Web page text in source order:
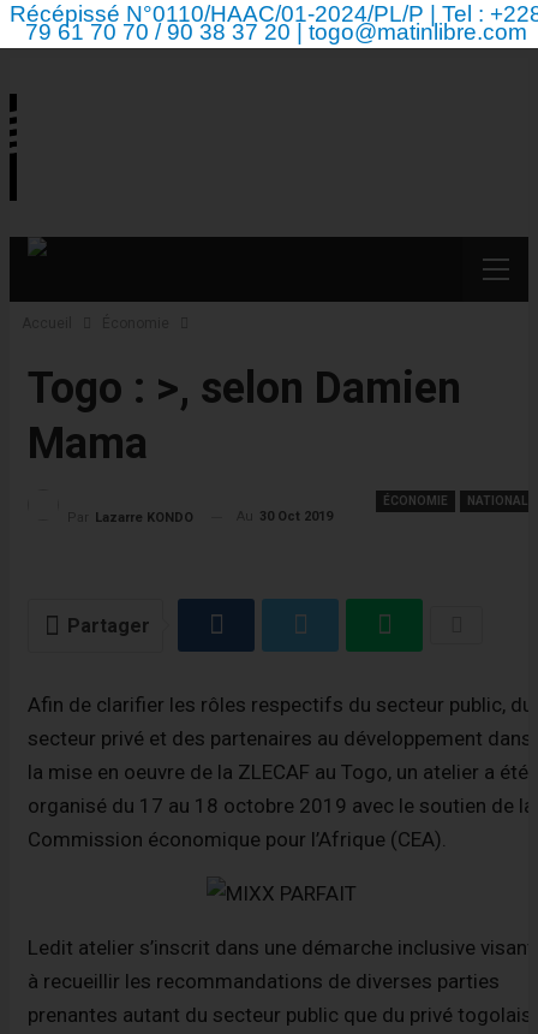
Récépissé N°0110/HAAC/01-2024/PL/P | Tel :
79 61 70 70 / 90 38 37 20 | togo@matinlibre.com
Togo : >, selon Damien
Mama
ÉCONOMIE NATIONAL
Lazarre KONDO 30 Oct 2019
Partager
Afin de clarifier les rôles respectifs du secteur public, du
secteur privé et des partenaires au développement dans
la mise en oeuvre de la ZLECAF au Togo, un atelier a été
organisé du 17 au 18 octobre 2019 avec le soutien de la
Commission économique pour l’Afrique (CEA).
Ledit atelier s’inscrit dans une démarche inclusive visant
à recueillir les recommandations de diverses parties
prenantes autant du secteur public que du privé togolais